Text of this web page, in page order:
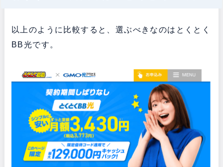
以上のように比較すると、選ぶべきなのはとくとく
BB光です。